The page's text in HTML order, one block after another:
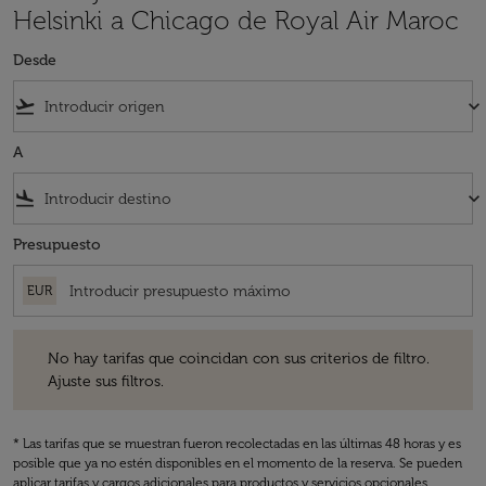
Helsinki a Chicago de Royal Air Maroc
Desde
flight_takeoff keyboard_arrow_down
A
flight_land keyboard_arrow_down
Presupuesto
EUR
No hay tarifas que coincidan con sus criterios de filtro.
Ajuste sus filtros.
* Las tarifas que se muestran fueron recolectadas en las últimas 48 horas y es
posible que ya no estén disponibles en el momento de la reserva. Se pueden
aplicar tarifas y cargos adicionales para productos y servicios opcionales.